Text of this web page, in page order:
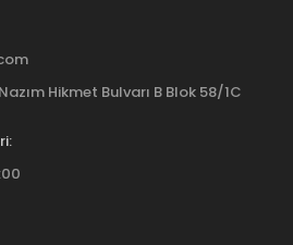
Hikmet Bulvarı B Blok 58/1C